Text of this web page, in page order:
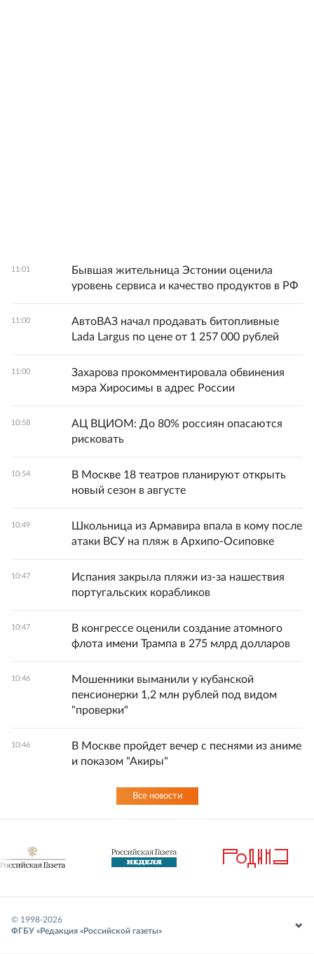
11:01
Бывшая жительница Эстонии оценила
уровень сервиса и качество продуктов в РФ
11:00
АвтоВАЗ начал продавать битопливные
Lada Largus по цене от 1 257 000 рублей
11:00
Захарова прокомментировала обвинения
мэра Хиросимы в адрес России
10:58
АЦ ВЦИОМ: До 80% россиян опасаются
рисковать
10:54
В Москве 18 театров планируют открыть
новый сезон в августе
10:49
Школьница из Армавира впала в кому после
атаки ВСУ на пляж в Архипо-Осиповке
10:47
Испания закрыла пляжи из-за нашествия
португальских корабликов
10:47
В конгрессе оценили создание атомного
флота имени Трампа в 275 млрд долларов
10:46
Мошенники выманили у кубанской
пенсионерки 1,2 млн рублей под видом
"проверки"
10:46
В Москве пройдет вечер с песнями из аниме
и показом "Акиры"
Все новости
© 1998-2026
ФГБУ «Редакция «Российской газеты»